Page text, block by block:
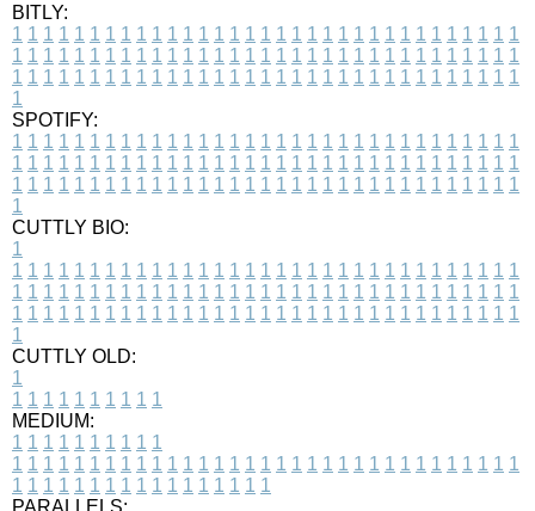
BITLY:
1 1 1 1 1 1 1 1 1 1 1 1 1 1 1 1 1 1 1 1 1 1 1 1 1 1 1 1 1 1 1 1 1
1 1 1 1 1 1 1 1 1 1 1 1 1 1 1 1 1 1 1 1 1 1 1 1 1 1 1 1 1 1 1 1 1
1 1 1 1 1 1 1 1 1 1 1 1 1 1 1 1 1 1 1 1 1 1 1 1 1 1 1 1 1 1 1 1 1
1
SPOTIFY:
1 1 1 1 1 1 1 1 1 1 1 1 1 1 1 1 1 1 1 1 1 1 1 1 1 1 1 1 1 1 1 1 1
1 1 1 1 1 1 1 1 1 1 1 1 1 1 1 1 1 1 1 1 1 1 1 1 1 1 1 1 1 1 1 1 1
1 1 1 1 1 1 1 1 1 1 1 1 1 1 1 1 1 1 1 1 1 1 1 1 1 1 1 1 1 1 1 1 1
1
CUTTLY BIO:
1
1 1 1 1 1 1 1 1 1 1 1 1 1 1 1 1 1 1 1 1 1 1 1 1 1 1 1 1 1 1 1 1 1
1 1 1 1 1 1 1 1 1 1 1 1 1 1 1 1 1 1 1 1 1 1 1 1 1 1 1 1 1 1 1 1 1
1 1 1 1 1 1 1 1 1 1 1 1 1 1 1 1 1 1 1 1 1 1 1 1 1 1 1 1 1 1 1 1 1
1
CUTTLY OLD:
1
1 1 1 1 1 1 1 1 1 1
MEDIUM:
1 1 1 1 1 1 1 1 1 1
1 1 1 1 1 1 1 1 1 1 1 1 1 1 1 1 1 1 1 1 1 1 1 1 1 1 1 1 1 1 1 1 1
1 1 1 1 1 1 1 1 1 1 1 1 1 1 1 1 1
PARALLELS: